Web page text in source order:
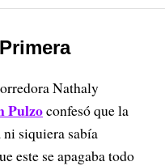
Nathaly
Pulzoconfesó que la
siquiera sabía
este se apagaba todo